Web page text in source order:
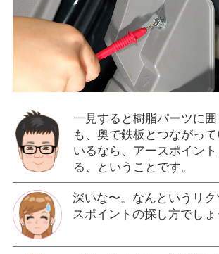
一見すると樹脂パーツに
も、奥で鉄板とつながっ
いるなら、アースポイント
る、ということです。
深いな〜。なんというリ
スポイントの探し方でしょ